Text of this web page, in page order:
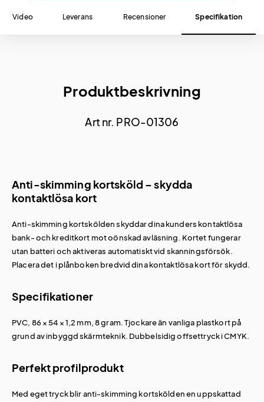
Video Leverans Recensioner Specifikation
Produktbeskrivning
Art nr. PRO-01306
Anti-skimming kortsköld – skydda
kontaktlösa kort
Anti-skimming kortskölden skyddar dina kunders kontaktlösa
bank- och kreditkort mot oönskad avläsning. Kortet fungerar
utan batteri och aktiveras automatiskt vid skanningsförsök.
Placera det i plånboken bredvid dina kontaktlösa kort för skydd.
Specifikationer
PVC, 86 × 54 × 1,2 mm, 8 gram. Tjockare än vanliga plastkort på
grund av inbyggd skärmteknik. Dubbelsidig offsettryck i CMYK.
Perfekt profilprodukt
Med eget tryck blir anti-skimming kortskölden en uppskattad